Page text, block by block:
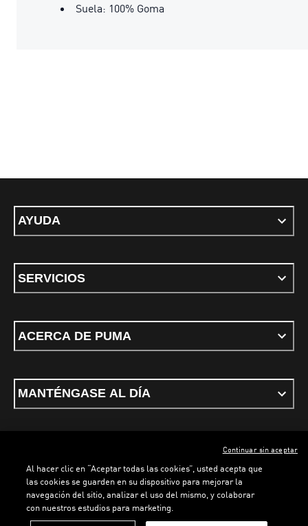
Suela: 100% Goma
AYUDA
SERVICIOS
ACERCA DE PUMA
MANTÉNGASE AL DÍA
Términos y condicionesPolítica de Privacidad
ESPAÑOL
Al hacer clic en “Aceptar todas las cookies”, usted acepta que
las cookies se guarden en su dispositivo para mejorar la
navegación del sitio, analizar el uso del mismo, y colaborar
con nuestros estudios para marketing.
Continuar sin aceptar